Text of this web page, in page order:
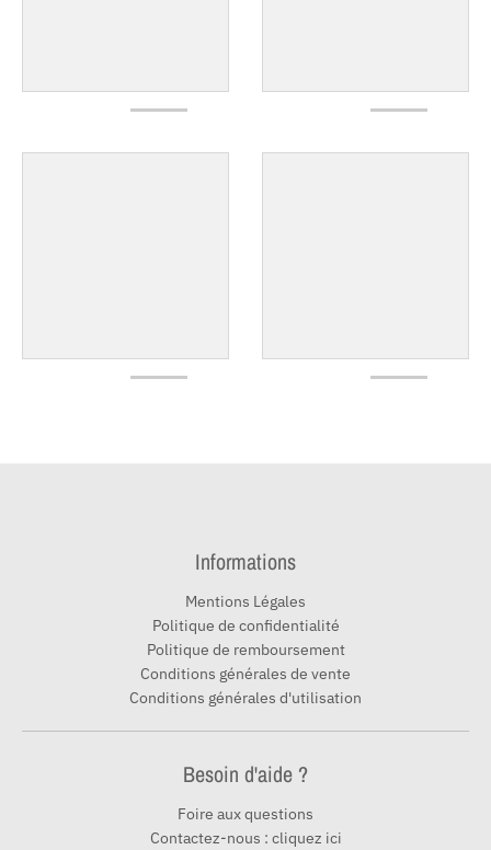
Informations
Mentions Légales
Politique de confidentialité
Politique de remboursement
Conditions générales de vente
Conditions générales d'utilisation
Besoin d'aide ?
Foire aux questions
Contactez-nous : cliquez ici